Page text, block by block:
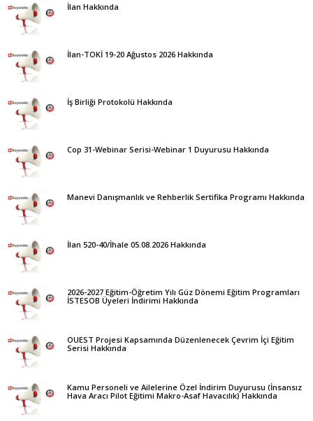
İlan Hakkında
İlan-TOKİ 19-20 Ağustos 2026 Hakkında
İş Birliği Protokolü Hakkında
Cop 31-Webinar Serisi-Webinar 1 Duyurusu Hakkında
Manevi Danışmanlık ve Rehberlik Sertifika Programı Hakkında
İlan 520-40/İhale 05.08.2026 Hakkında
2026-2027 Eğitim-Öğretim Yılı Güz Dönemi Eğitim Programları
İSTESOB Üyeleri İndirimi Hakkında
OUEST Projesi Kapsamında Düzenlenecek Çevrim İçi Eğitim
Serisi Hakkında
Kamu Personeli ve Ailelerine Özel İndirim Duyurusu (İnsansız
Hava Aracı Pilot Eğitimi Makro-Asaf Havacılık) Hakkında